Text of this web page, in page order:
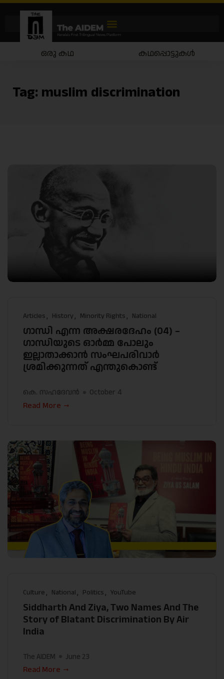
ഒരു കഥ കഥപ്പൊട്ടുകൾ
Tag: muslim discrimination
Articles History Minority Rights National
ഗാന്ധി എന്ന അക്ഷരദേഹം (04) –
ഗാന്ധിയുടെ ഓർമ്മ പോലും
ഇല്ലാതാക്കാൻ സംഘപരിവാർ
ശ്രമിക്കുന്നത് എന്തുകൊണ്ട്
കെ. സഹദേവൻ October 4
Read More
Culture National Politics YouTube
Siddharth And Ziya, Two Names And The
Story of Blatant Discrimination By Air
India
The AIDEM
June 23
Read More